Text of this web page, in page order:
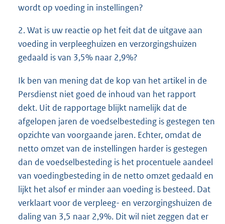
wordt op voeding in instellingen?
2. Wat is uw reactie op het feit dat de uitgave aan
voeding in verpleeghuizen en verzorgingshuizen
gedaald is van 3,5% naar 2,9%?
Ik ben van mening dat de kop van het artikel in de
Persdienst niet goed de inhoud van het rapport
dekt. Uit de rapportage blijkt namelijk dat de
afgelopen jaren de voedselbesteding is gestegen ten
opzichte van voorgaande jaren. Echter, omdat de
netto omzet van de instellingen harder is gestegen
dan de voedselbesteding is het procentuele aandeel
van voedingbesteding in de netto omzet gedaald en
lijkt het alsof er minder aan voeding is besteed. Dat
verklaart voor de verpleeg- en verzorgingshuizen de
daling van 3,5 naar 2,9%. Dit wil niet zeggen dat er